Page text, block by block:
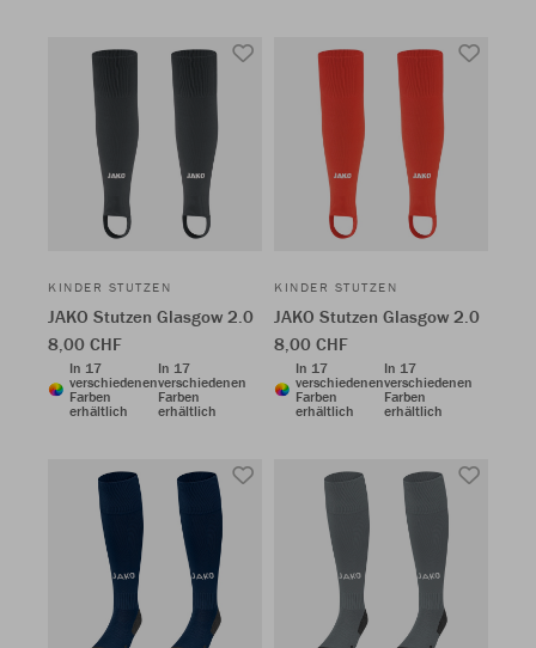
KINDER STUTZEN
JAKO Stutzen Glasgow 2.0
8,00 CHF
In 17
verschiedenen
Farben
erhältlich
In 17
verschiedenen
Farben
erhältlich
KINDER STUTZEN
JAKO Stutzen Glasgow 2.0
8,00 CHF
In 17
verschiedenen
Farben
erhältlich
In 17
verschiedenen
Farben
erhältlich